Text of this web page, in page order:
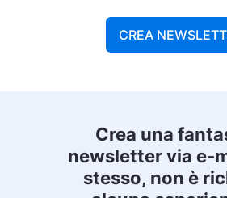
CREA
Crea una
newsletter via e-
stesso, non è